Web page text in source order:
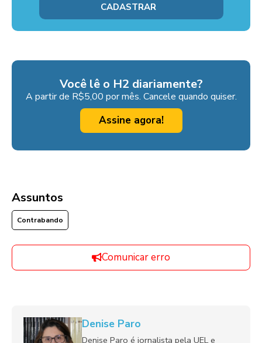
Você lê o H2 diariamente?
A partir de R$5,00 por mês. Cancele quando quiser.
Assine agora!
Assuntos
Contrabando
Comunicar erro
Denise Paro
Denise Paro é jornalista pela UEL e